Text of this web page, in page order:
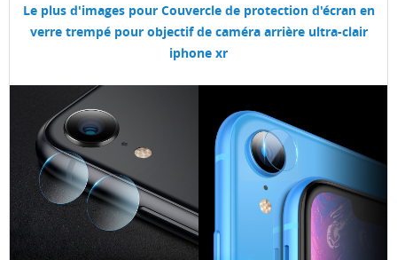
Le plus d'images pourCouvercle de protection d'écran en
verre trempé pour objectif de caméra arrière ultra-clair
iphone xr